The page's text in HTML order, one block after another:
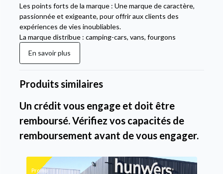
Les points forts de la marque : Une marque de caractère,
passionnée et exigeante, pour offrir aux clients des
expériences de vies inoubliables.
La marque distribue : camping-cars, vans, fourgons
En savoir plus
Produits similaires
Un crédit vous engage et doit être
remboursé. Vérifiez vos capacités de
remboursement avant de vous engager.
Promo